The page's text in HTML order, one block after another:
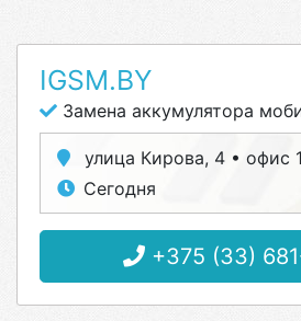
IGSM.BY
Замена аккумулятора
улица Кирова, 4 • офис
Сегодня
+375 (33)